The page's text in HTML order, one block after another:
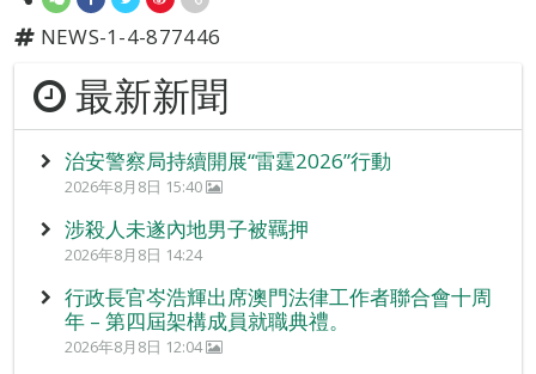
NEWS-1-4-877446
最新新聞
治安警察局持續開展“雷霆2026”行動
2026年8月8日 15:40
涉殺人未遂內地男子被羈押
2026年8月8日 14:24
行政長官岑浩輝出席澳門法律工作者聯合會十周
年 – 第四屆架構成員就職典禮。
2026年8月8日 12:04